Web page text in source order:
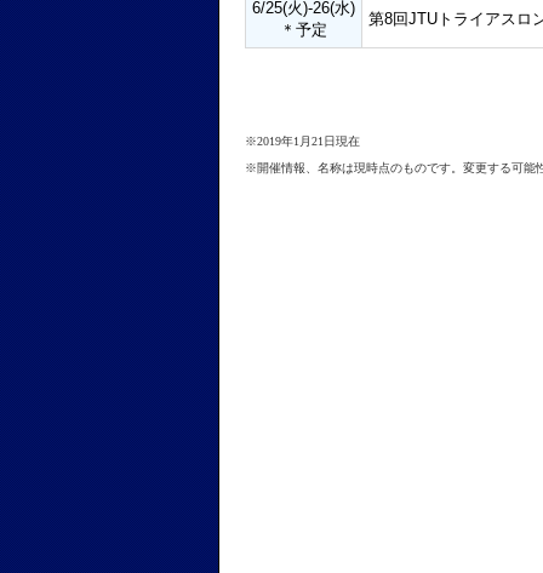
6/25(火)-26(水)
＊予定
第8回JTUトライアスロ
※2019年1月21日現在
※開催情報、名称は現時点のものです。変更する可能